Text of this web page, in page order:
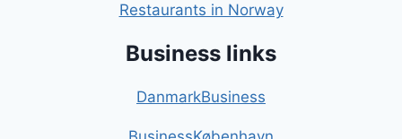
Restaurants in Norway
Business links
DanmarkBusiness